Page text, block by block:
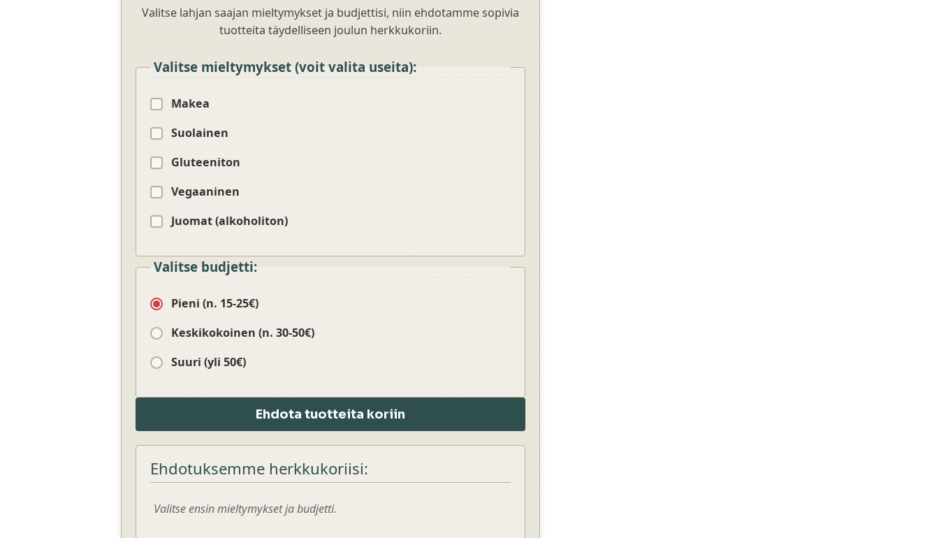
Valitse lahjan saajan mieltymykset ja budjettisi, niin ehdotamme sopivia
tuotteita täydelliseen joulun herkkukoriin.
Valitse mieltymykset (voit valita useita):
Makea
Suolainen
Gluteeniton
Vegaaninen
Juomat (alkoholiton)
Valitse budjetti:
Pieni (n. 15-25€)
Keskikokoinen (n. 30-50€)
Suuri (yli 50€)
Ehdota tuotteita koriin
Ehdotuksemme herkkukoriisi:
Valitse ensin mieltymykset ja budjetti.